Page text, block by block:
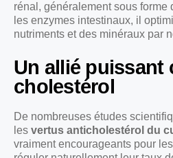
rénal, généralement sous forme
les enzymes intestinaux, il
nutriments et des minéraux par
Un allié puissant
cholestérol
De nombreuses études
les vertus anticholestérol du
vraiment encourageants pour